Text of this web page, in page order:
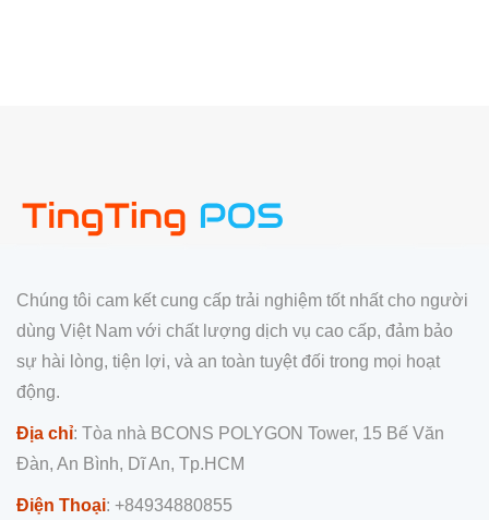
Chúng tôi cam kết cung cấp trải nghiệm tốt nhất cho người
dùng Việt Nam với chất lượng dịch vụ cao cấp, đảm bảo
sự hài lòng, tiện lợi, và an toàn tuyệt đối trong mọi hoạt
động.
Địa chỉ: Tòa nhà BCONS POLYGON Tower, 15 Bế Văn
Đàn, An Bình, Dĩ An, Tp.HCM
Điện Thoại: +84934880855